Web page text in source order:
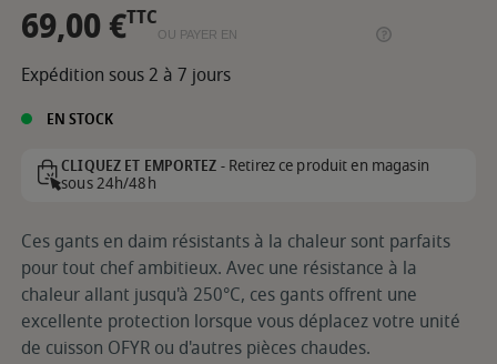
69,00 €TTC
OU PAYER EN
Expédition sous 2 à 7 jours
EN STOCK
CLIQUEZ ET EMPORTEZ -Retirez ce produit en magasin
sous 24h/48h
Ces gants en daim résistants à la chaleur sont parfaits
pour tout chef ambitieux. Avec une résistance à la
chaleur allant jusqu'à 250°C, ces gants offrent une
excellente protection lorsque vous déplacez votre unité
de cuisson OFYR ou d'autres pièces chaudes.